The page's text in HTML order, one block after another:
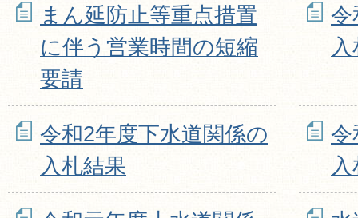
まん延防止等重点措置
に伴う営業時間の短縮
要請
令
令和2年度下水道関係の
入札結果
令